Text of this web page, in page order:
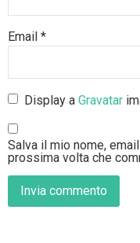
Email *
Display aGravatar
Salva il mio nome,
prossima volta che